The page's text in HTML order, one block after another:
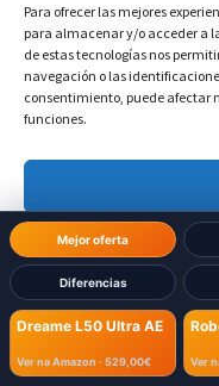
Para ofrecer las mejores
para almacenar y/o acceder a
de estas tecnologías nos
navegación o las
consentimiento, puede afectar
funciones.
Política de cookies
Mejor oferta
Diferencias
Dreame L50 Ultra AE
Ver na Amazon · 529,00€ Ver
Dimensões
Dreame L50 Ultra AE:
Roborock Qrevo Curv: